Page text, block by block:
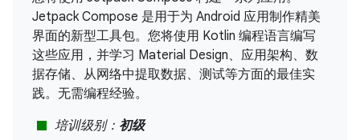
Jetpack Compose 是用于为 Android 应用制作精美
界面的新型工具包。您将使用 Kotlin 编程语言编写
这些应用，并学习 Material Design、应用架构、数
据存储、从网络中提取数据、测试等方面的最佳实
践。无需编程经验。
stop 培训级别： 初级